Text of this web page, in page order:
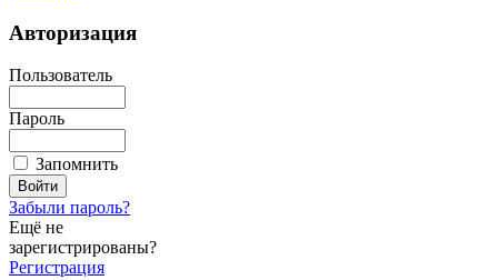
Авторизация
Пользователь
Пароль
Запомнить
Забыли пароль?
Ещё не
зарегистрированы?
Регистрация